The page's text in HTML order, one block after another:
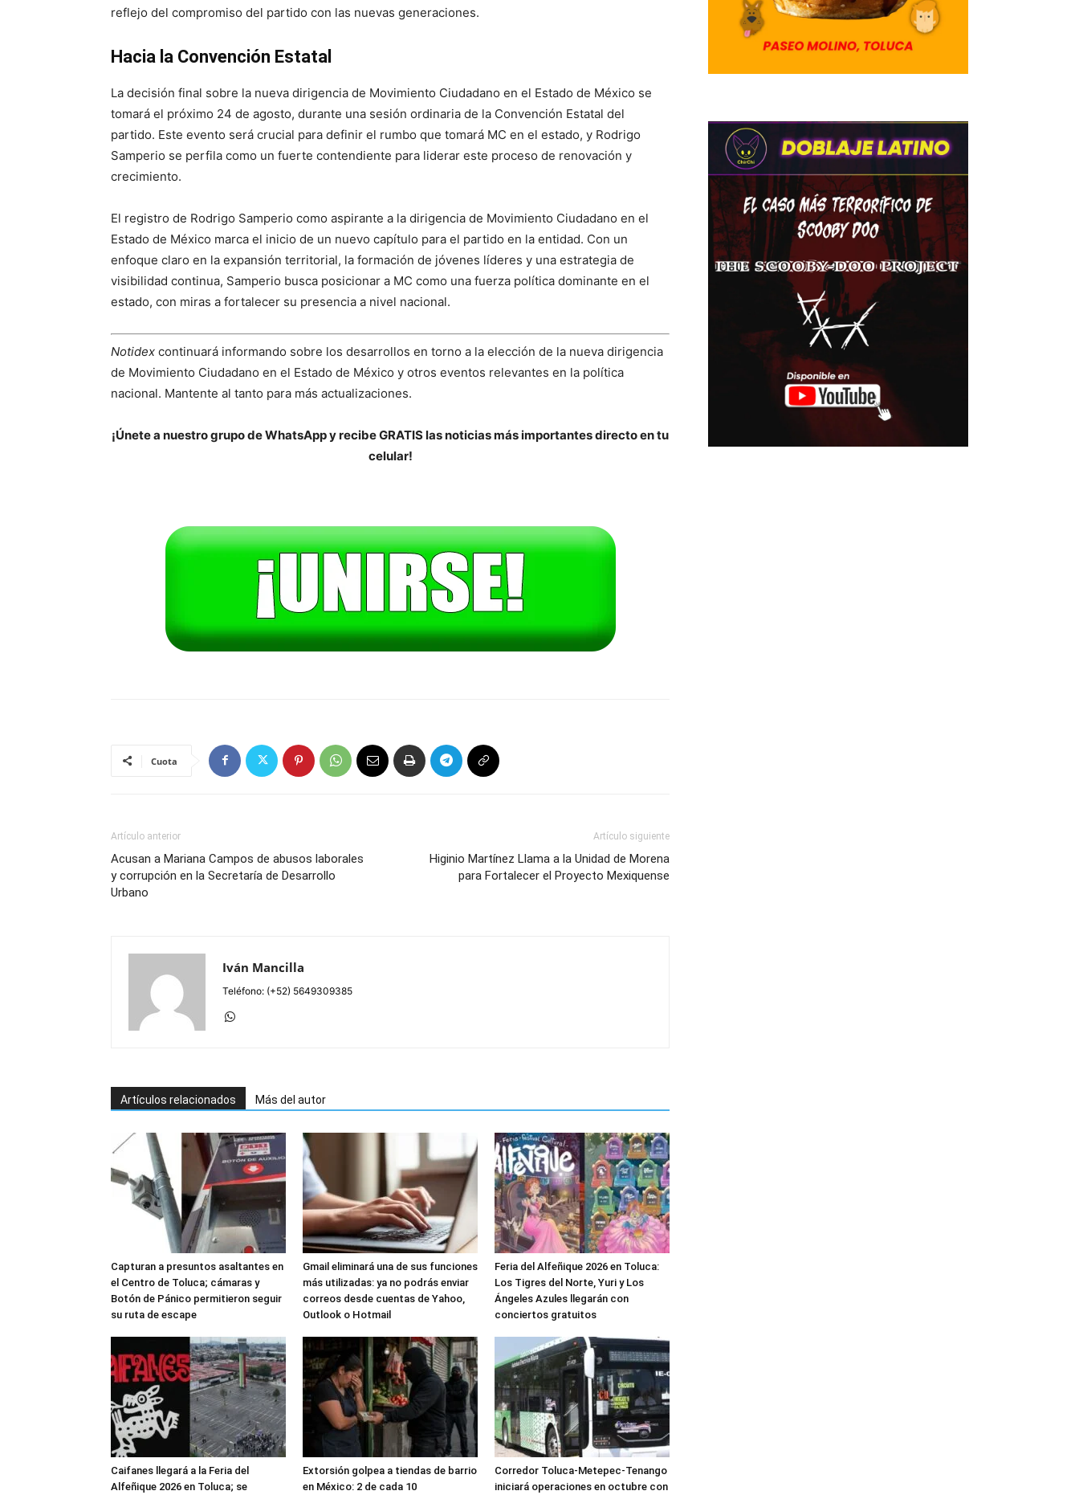
reflejo del compromiso del partido con las nuevas generaciones.
Hacia la Convención Estatal
La decisión final sobre la nueva dirigencia de Movimiento Ciudadano en el Estado de México se
tomará el próximo 24 de agosto, durante una sesión ordinaria de la Convención Estatal del
partido. Este evento será crucial para definir el rumbo que tomará MC en el estado, y Rodrigo
Samperio se perfila como un fuerte contendiente para liderar este proceso de renovación y
crecimiento.
El registro de Rodrigo Samperio como aspirante a la dirigencia de Movimiento Ciudadano en el
Estado de México marca el inicio de un nuevo capítulo para el partido en la entidad. Con un
enfoque claro en la expansión territorial, la formación de jóvenes líderes y una estrategia de
visibilidad continua, Samperio busca posicionar a MC como una fuerza política dominante en el
estado, con miras a fortalecer su presencia a nivel nacional.
Notidex continuará informando sobre los desarrollos en torno a la elección de la nueva dirigencia
de Movimiento Ciudadano en el Estado de México y otros eventos relevantes en la política
nacional. Mantente al tanto para más actualizaciones.
¡Únete a nuestro grupo de WhatsApp y recibe GRATIS las noticias más importantes directo en tu
celular!
Cuota
Artículo anterior
Acusan a Mariana Campos de abusos laborales
y corrupción en la Secretaría de Desarrollo
Urbano
Artículo siguiente
Higinio Martínez Llama a la Unidad de Morena
para Fortalecer el Proyecto Mexiquense
Iván Mancilla
Teléfono: (+52) 5649309385
Artículos relacionados Más del autor
Capturan a presuntos asaltantes en
el Centro de Toluca; cámaras y
Botón de Pánico permitieron seguir
su ruta de escape
Gmail eliminará una de sus funciones
más utilizadas: ya no podrás enviar
correos desde cuentas de Yahoo,
Outlook o Hotmail
Feria del Alfeñique 2026 en Toluca:
Los Tigres del Norte, Yuri y Los
Ángeles Azules llegarán con
conciertos gratuitos
Caifanes llegará a la Feria del
Alfeñique 2026 en Toluca; se
Extorsión golpea a tiendas de barrio
en México: 2 de cada 10
Corredor Toluca-Metepec-Tenango
iniciará operaciones en octubre con